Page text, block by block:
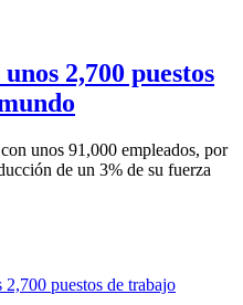
2,700 puestos
unos 91,000 empleados, por
de un 3% de su fuerza